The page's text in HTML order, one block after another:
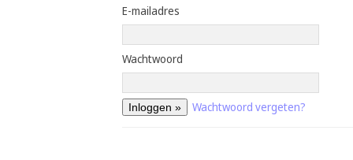
E-mailadres
Wachtwoord
Wachtwoord vergeten?